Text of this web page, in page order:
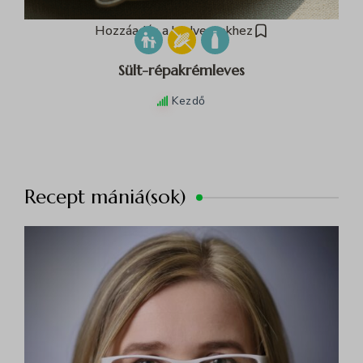
Hozzáadás a kedvencekhez
Sült-répakrémleves
Kezdő
Recept mániá(sok)